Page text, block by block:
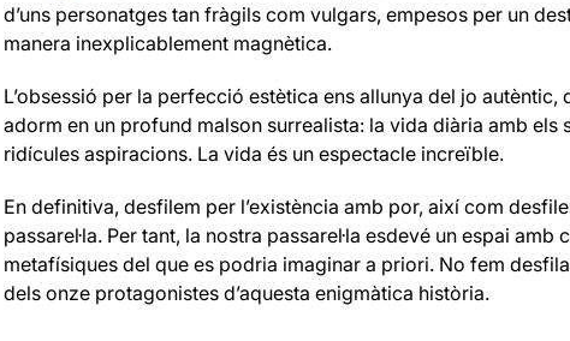
d’uns personatges tan fràgils com vulgars, empesos per un
manera inexplicablement magnètica.
L’obsessió per la perfecció estètica ens allunya del jo autèntic,
adorm en un profund malson surrealista: la vida diària amb els
ridícules aspiracions. La vida és un espectacle increïble.
En definitiva, desfilem per l’existència amb por, així com
passarel·la. Per tant, la nostra passarel·la esdevé un espai
metafísiques del que es podria imaginar a priori. No fem
dels onze protagonistes d’aquesta enigmàtica història.